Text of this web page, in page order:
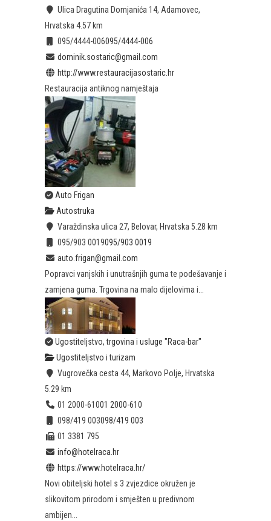
Ulica Dragutina Domjanića 14, Adamovec,
Hrvatska4.57 km
095/4444-006095/4444-006
dominik.sostaric@gmail.com
http://www.restauracijasostaric.hr
Restauracija antiknog namještaja
Auto Frigan
Autostruka
Varaždinska ulica 27, Belovar, Hrvatska 5.28 km
095/903 0019095/903 0019
auto.frigan@gmail.com
Popravci vanjskih i unutrašnjih guma te podešavanje i
zamjena guma. Trgovina na malo dijelovima i...
Ugostiteljstvo, trgovina i usluge "Raca-bar"
Ugostiteljstvo i turizam
Vugrovečka cesta 44, Markovo Polje, Hrvatska
5.29 km
01 2000-61001 2000-610
098/419 003098/419 003
01 3381 795
info@hotelraca.hr
https://www.hotelraca.hr/
Novi obiteljski hotel s 3 zvjezdice okružen je
slikovitom prirodom i smješten u predivnom
ambijen...